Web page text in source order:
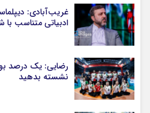
غریب‌آبادی:
ادبیاتی متناسب
رضایی: یک درصد
نشسته بدهید